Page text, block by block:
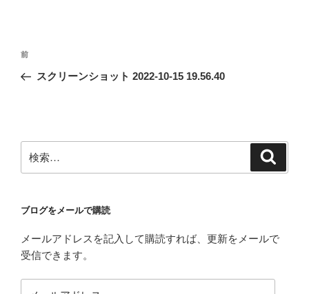
投
ナ
ー
シ
前
の
前
スクリーンショット 2022-10-15 19.56.40
索:
ブログをメールで購読
メールアドレスを記入して購読すれば、更新をメールで
受信できます。